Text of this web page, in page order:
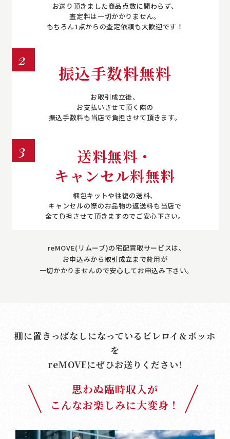
お送り頂きました商品点数に関わらず、
査定料は一切かかりません。
もちろん1点からの査定依頼も大歓迎です！
2
振込手数料無料
お取引成立後、
お支払いさせて頂く際の
振込手数料も当店で負担させて頂きます。
3
送料無料・
キャンセル料無料
梱包キットや往復の送料、
キャンセルの際のお品物の返送料も当店で
全て負担させて頂きますのでご安心下さい。
reMOVE(リムーブ)の宅配買取サービスは､
お申込みから取引成立まで費用が
一切かかりませんので安心してお申込み下さい｡
棚に置きっぱなしになっているビレロイ＆ボッホ
を
reMOVEにぜひお送りください!
思わぬ臨時収入が
こんなお楽しみに大変身！